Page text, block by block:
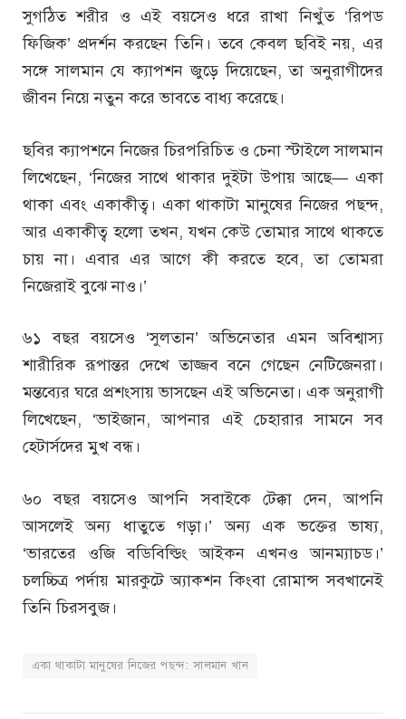
সুগঠিত শরীর ও এই বয়সেও ধরে রাখা নিখুঁত ‘রিপড
ফিজিক’ প্রদর্শন করছেন তিনি। তবে কেবল ছবিই নয়, এর
সঙ্গে সালমান যে ক্যাপশন জুড়ে দিয়েছেন, তা অনুরাগীদের
জীবন নিয়ে নতুন করে ভাবতে বাধ্য করেছে।
ছবির ক্যাপশনে নিজের চিরপরিচিত ও চেনা স্টাইলে সালমান
লিখেছেন, ‘নিজের সাথে থাকার দুইটা উপায় আছে— একা
থাকা এবং একাকীত্ব। একা থাকাটা মানুষের নিজের পছন্দ,
আর একাকীত্ব হলো তখন, যখন কেউ তোমার সাথে থাকতে
চায় না। এবার এর আগে কী করতে হবে, তা তোমরা
নিজেরাই বুঝে নাও।’
৬১ বছর বয়সেও ‘সুলতান’ অভিনেতার এমন অবিশ্বাস্য
শারীরিক রূপান্তর দেখে তাজ্জব বনে গেছেন নেটিজেনরা।
মন্তব্যের ঘরে প্রশংসায় ভাসছেন এই অভিনেতা। এক অনুরাগী
লিখেছেন, ‘ভাইজান, আপনার এই চেহারার সামনে সব
হেটার্সদের মুখ বন্ধ।
৬০ বছর বয়সেও আপনি সবাইকে টেক্কা দেন, আপনি
আসলেই অন্য ধাতুতে গড়া।’ অন্য এক ভক্তের ভাষ্য,
‘ভারতের ওজি বডিবিল্ডিং আইকন এখনও আনম্যাচড।’
চলচ্চিত্র পর্দায় মারকুটে অ্যাকশন কিংবা রোমান্স সবখানেই
তিনি চিরসবুজ।
একা থাকাটা মানুষের নিজের পছন্দ: সালমান খান